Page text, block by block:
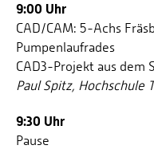
9:00 Uhr
CAD/CAM: 5-Achs
Pumpenlaufrades
CAD3-Projekt aus dem
Paul Spitz, Hochschule
9:30 Uhr
Pause